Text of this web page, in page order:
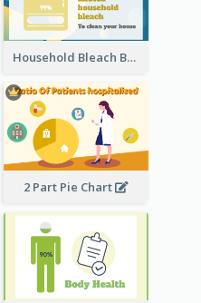
Household Bleach Bottle
2 Part Pie Chart